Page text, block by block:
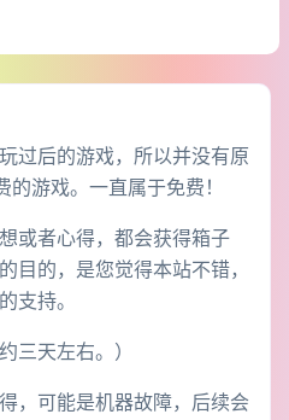
过后的游戏，所以并没有原
游戏。一直属于免费！
或者心得，都会获得箱子
目的，是您觉得本站不错，
支持。
三天左右。）
，可能是机器故障，后续会